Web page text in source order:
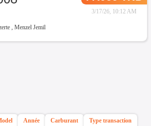
3/17/26, 10:12 AM
, Menzel Jemil
Année Carburant Type transaction